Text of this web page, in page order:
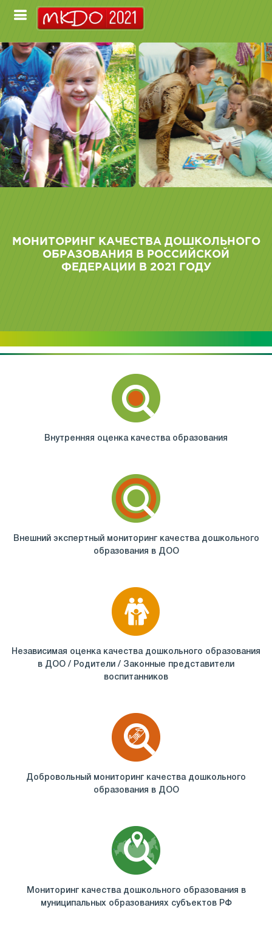
МОНИТОРИНГ КАЧЕСТВА ДОШКОЛЬНОГО
ОБРАЗОВАНИЯ В РОССИЙСКОЙ
ФЕДЕРАЦИИ В 2021 ГОДУ
Внутренняя оценка качества образования
Внешний экспертный мониторинг качества дошкольного
образования в ДОО
Независимая оценка качества дошкольного образования
в ДОО / Родители / Законные представители
воспитанников
Добровольный мониторинг качества дошкольного
образования в ДОО
Мониторинг качества дошкольного образования в
муниципальных образованиях субъектов РФ